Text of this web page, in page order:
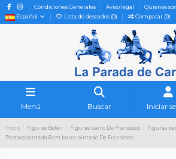
Condiciones Generales Aviso legal
Quienes
Español
Lista de deseados (0) Comparar (0)
Menú Buscar Iniciar
Inicio Figuras Belén Figuras barro De Francesco
Figuras
Pastora sentada 8 cm barro pintado De Francesco